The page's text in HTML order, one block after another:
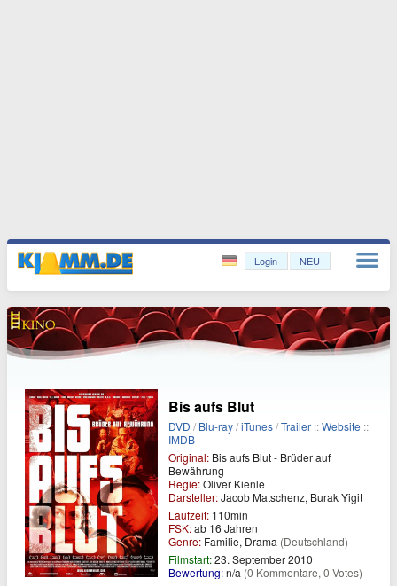
Login NEU
Bis aufs Blut
DVD /Blu-ray/iTunes/Trailer ::Website ::
IMDB
Original: Bis aufs Blut - Brüder auf
Bewährung
Regie:Oliver Kienle
Darsteller:Jacob Matschenz, Burak Yigit
Laufzeit: 110min
FSK:ab 16 Jahren
Genre: Familie, Drama (Deutschland)
Filmstart:23. September 2010
Bewertung:n/a (0 Kommentare, 0 Votes)